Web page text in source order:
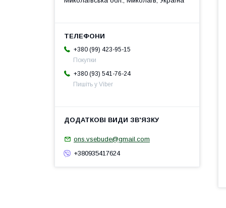
+380 (99) 423-95-15
Покупки
+380 (93) 541-76-24
Пишіть у Viber
ons.vsebude@gmail.com
+380935417624